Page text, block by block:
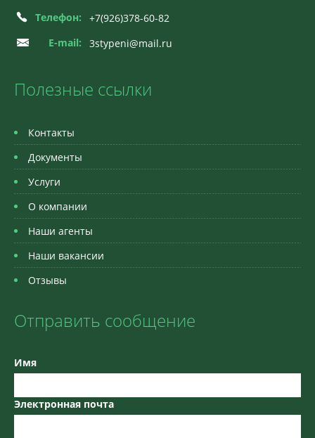
Телефон:
+7(926)378-60-82
E-mail:
3stypeni@mail.ru
Полезные ссылки
Контакты
Документы
Услуги
О компании
Наши агенты
Наши вакансии
Отзывы
Отправить сообщение
Имя
Электронная почта